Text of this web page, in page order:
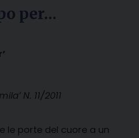
per…
N. 11/2011
le porte del cuore a un